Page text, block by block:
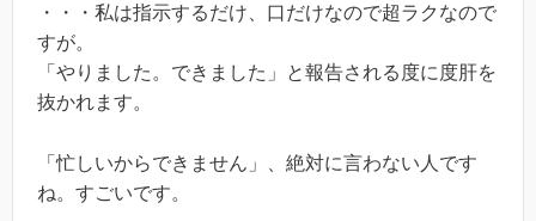
・・・私は指示するだけ、口だけなので超ラクなので
すが。
「やりました。できました」と報告される度に度肝を
抜かれます。
「忙しいからできません」、絶対に言わない人です
ね。すごいです。